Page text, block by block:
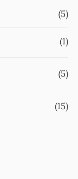
(5)
(1)
(5)
(15)